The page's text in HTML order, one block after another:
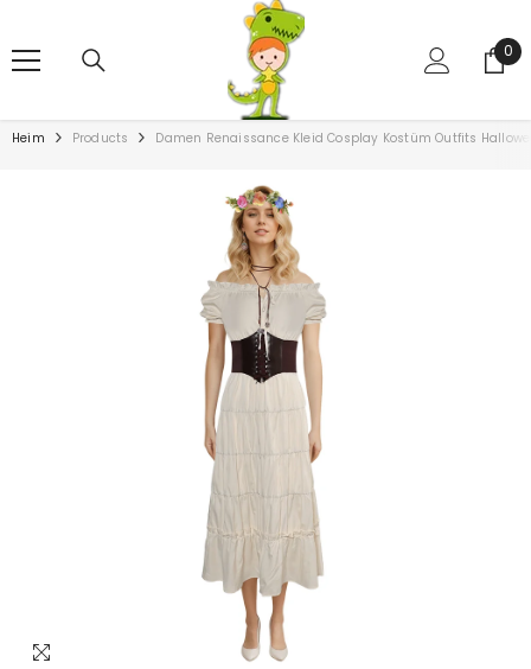
0
0
Heim Products Damen Renaissance Kleid Cosplay Kostüm Outfits